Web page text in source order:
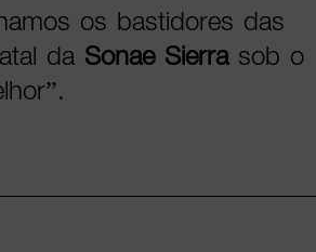
os bastidores das
da Sonae Sierrasob o